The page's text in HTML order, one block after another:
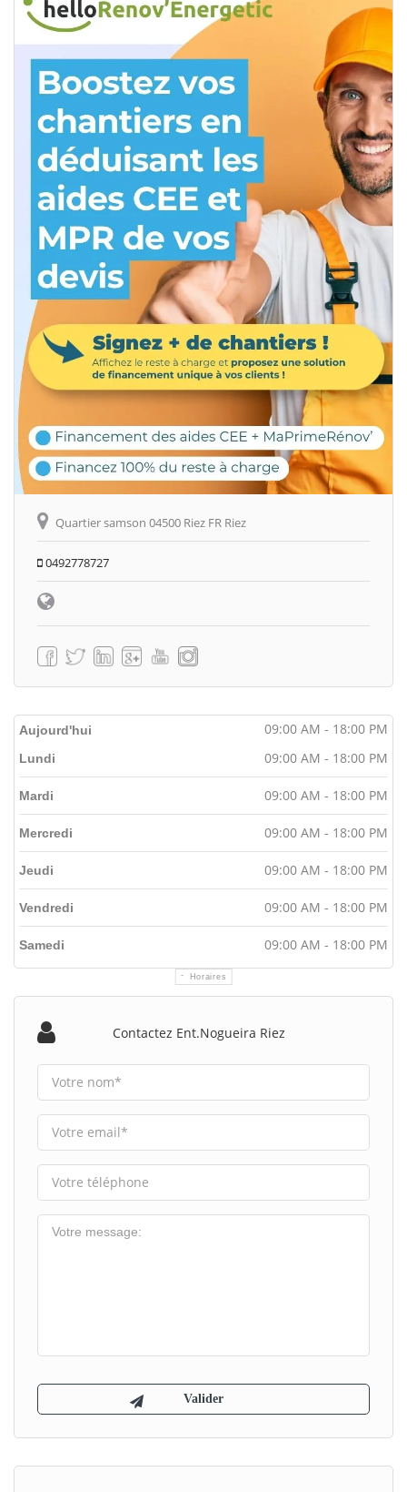
Quartier samson 04500 Riez FR Riez
0492778727
Aujourd'hui 09:00 AM - 18:00 PM
Horaires
Lundi 09:00 AM - 18:00 PM
Mardi 09:00 AM - 18:00 PM
Mercredi 09:00 AM - 18:00 PM
Jeudi 09:00 AM - 18:00 PM
Vendredi 09:00 AM - 18:00 PM
Samedi 09:00 AM - 18:00 PM
Contactez Ent.nogueira Riez